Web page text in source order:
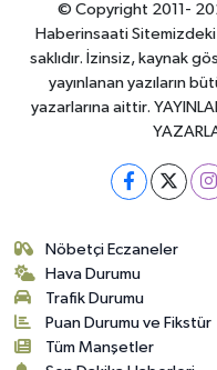
© Copyright 2011-
Haberinsaati Sitemizdeki
saklıdır. İzinsiz, kaynak
yayınlanan yazıların
yazarlarına aittir.
Nöbetçi Eczaneler
Hava Durumu
Trafik Durumu
Puan Durumu ve Fikstür
Tüm Manşetler